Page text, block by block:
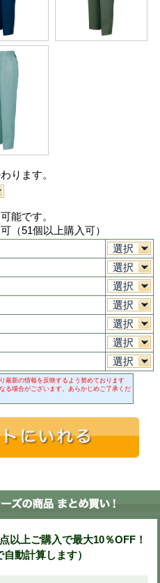
072サファイアブ
ー
ズ・数量を選び、カートに